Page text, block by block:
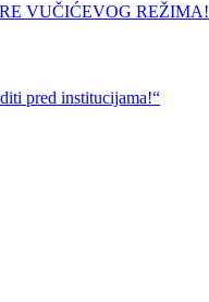
VUČIĆEVOG REŽIMA!
pred institucijama!“